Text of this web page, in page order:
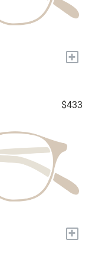
+
$433
+